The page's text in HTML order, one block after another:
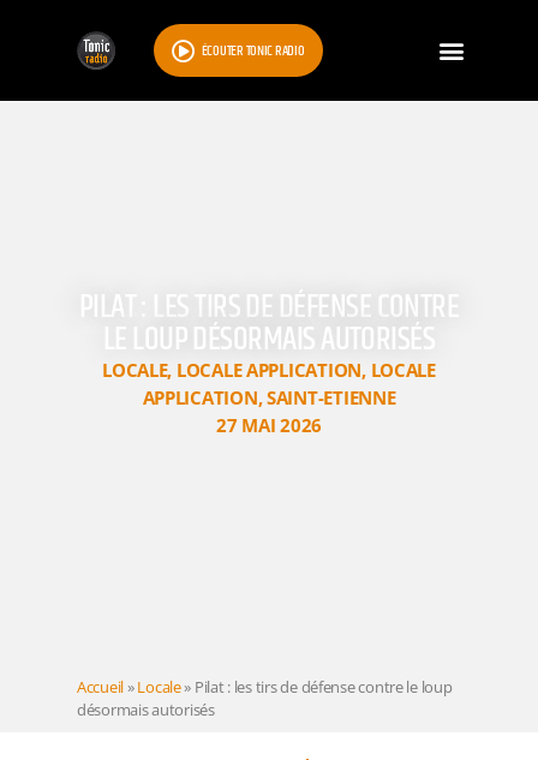
ÉCOUTER TONIC RADIO
PILAT : LES TIRS DE DÉFENSE CONTRE
LE LOUP DÉSORMAIS AUTORISÉS
LOCALE, LOCALE APPLICATION, LOCALE
APPLICATION,SAINT-ETIENNE
27 MAI 2026
Accueil»Locale» Pilat : les tirs de défense contre le loup
désormais autorisés